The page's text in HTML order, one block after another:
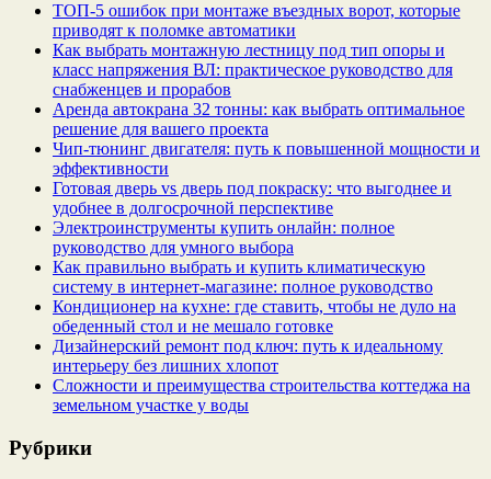
ТОП-5 ошибок при монтаже въездных ворот, которые
приводят к поломке автоматики
Как выбрать монтажную лестницу под тип опоры и
класс напряжения ВЛ: практическое руководство для
снабженцев и прорабов
Аренда автокрана 32 тонны: как выбрать оптимальное
решение для вашего проекта
Чип‑тюнинг двигателя: путь к повышенной мощности и
эффективности
Готовая дверь vs дверь под покраску: что выгоднее и
удобнее в долгосрочной перспективе
Электроинструменты купить онлайн: полное
руководство для умного выбора
Как правильно выбрать и купить климатическую
систему в интернет‑магазине: полное руководство
Кондиционер на кухне: где ставить, чтобы не дуло на
обеденный стол и не мешало готовке
Дизайнерский ремонт под ключ: путь к идеальному
интерьеру без лишних хлопот
Сложности и преимущества строительства коттеджа на
земельном участке у воды
Рубрики